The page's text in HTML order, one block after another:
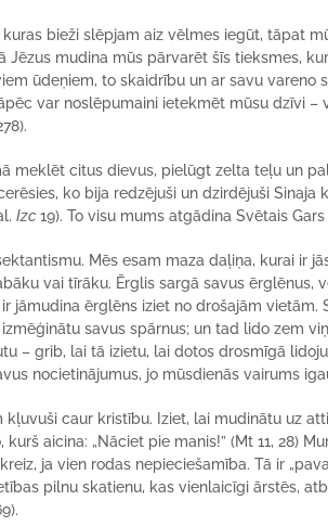
bieži slēpjam aiz vēlmes iegūt, tāpat
Jēzus mudina mūs pārvarēt šīs tieksmes,
ūdeņiem, to skaidrību un ar savu vareno
var noslēpumaini ietekmēt mūsu dzīvi
meklēt citus dievus, pielūgt zelta teļu un
ko bija redzējuši un dzirdējuši Sinaja
Izc 19). To visu mums atgādina Svētais
Mēs esam maza daļiņa, kurai ir
vai tīrāku. Ērglis sargā savus ērglēnus,
jāmudina ērglēns iziet no drošajām vietām.
savus spārnus; un tad lido zem
– grib, lai tā izietu, lai dotos drosmīgā
nocietinājumus, jo mūsdienās vairums
kļuvuši caur kristību. Iziet, lai mudinātu uz
aicina: „Nāciet pie manis!” (Mt 11, 28)
ja vien rodas nepieciešamība. Tā ir
pilnu skatienu, kas vienlaicīgi ārstēs,